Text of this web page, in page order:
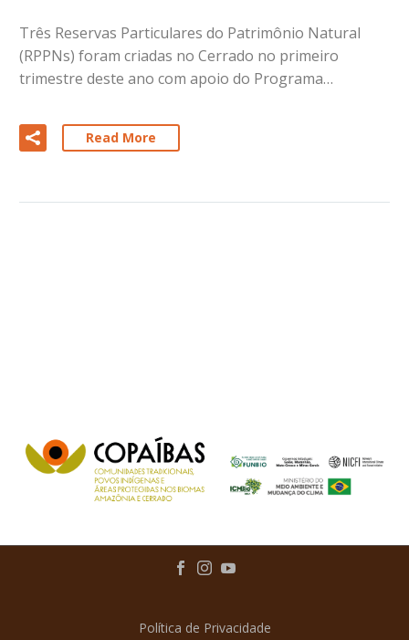
Três Reservas Particulares do Patrimônio Natural
(RPPNs) foram criadas no Cerrado no primeiro
trimestre deste ano com apoio do Programa…
Read More
Política de Privacidade